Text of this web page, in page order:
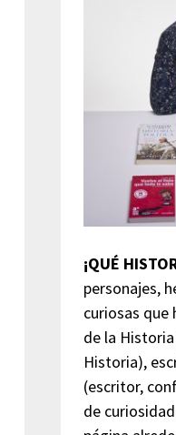
¡QUÉ
personajes,
curiosas que
de la
Historia),
(escritor,
de